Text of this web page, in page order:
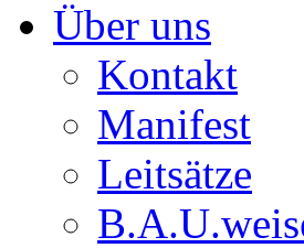
Über uns
Kontakt
Manifest
Leitsätze